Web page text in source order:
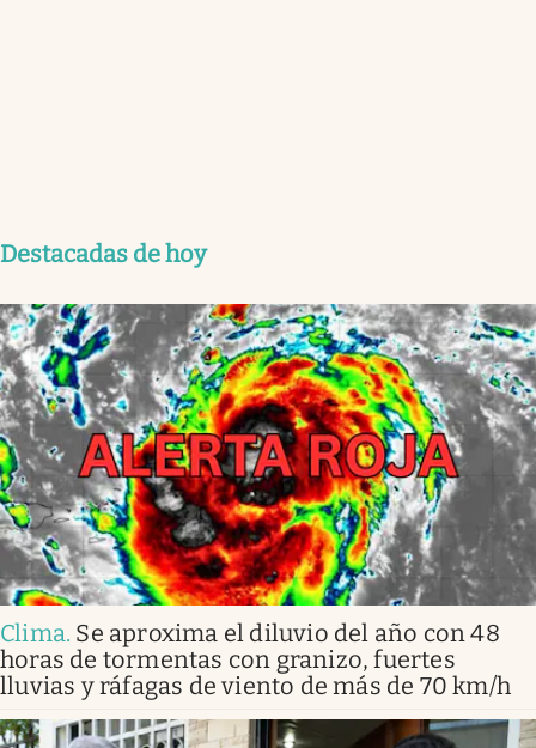
Destacadas de hoy
Clima. Se aproxima el diluvio del año con 48
horas de tormentas con granizo, fuertes
lluvias y ráfagas de viento de más de 70 km/h